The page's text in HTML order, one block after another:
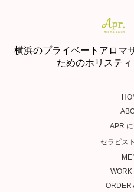
横浜のプライベートアロ
ためのホリステ
APR.
セラピス
WORK
ORDER